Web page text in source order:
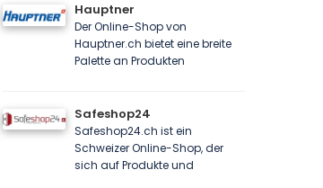
Hauptner
Der Online-Shop von
Hauptner.ch bietet eine breite
Palette an Produkten
Safeshop24
Safeshop24.ch ist ein
Schweizer Online-Shop, der
sich auf Produkte und